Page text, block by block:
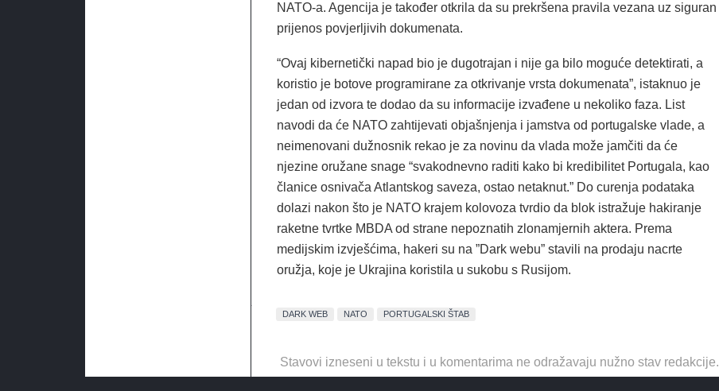
NATO-a. Agencija je također otkrila da su prekršena pravila vezana uz siguran
prijenos povjerljivih dokumenata.
“Ovaj kibernetički napad bio je dugotrajan i nije ga bilo moguće detektirati, a
koristio je botove programirane za otkrivanje vrsta dokumenata”, istaknuo je
jedan od izvora te dodao da su informacije izvađene u nekoliko faza. List
navodi da će NATO zahtijevati objašnjenja i jamstva od portugalske vlade, a
neimenovani dužnosnik rekao je za novinu da vlada može jamčiti da će
njezine oružane snage “svakodnevno raditi kako bi kredibilitet Portugala, kao
članice osnivača Atlantskog saveza, ostao netaknut.” Do curenja podataka
dolazi nakon što je NATO krajem kolovoza tvrdio da blok istražuje hakiranje
raketne tvrtke MBDA od strane nepoznatih zlonamjernih aktera. Prema
medijskim izvješćima, hakeri su na ”Dark webu” stavili na prodaju nacrte
oružja, koje je Ukrajina koristila u sukobu s Rusijom.
DARK WEB NATO PORTUGALSKI ŠTAB
Stavovi izneseni u tekstu i u komentarima ne odražavaju nužno stav redakcije.